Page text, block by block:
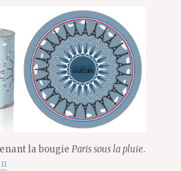
la bougieParis sous la pluie.